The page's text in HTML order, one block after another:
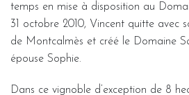
temps en mise à disposition au
31 octobre 2010, Vincent quitte avec
de Montcalmès et créé le Domaine
épouse Sophie.
Dans ce vignoble d’exception de 8